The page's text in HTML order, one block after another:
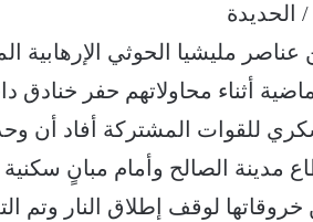
/ الحديدة
مليشيا الحوثي
أثناء محاولاتهم حفر خنادق
للقوات المشتركة أفاد
مدينة الصالح وأمام مبانٍ
لوقف إطلاق النار وتم